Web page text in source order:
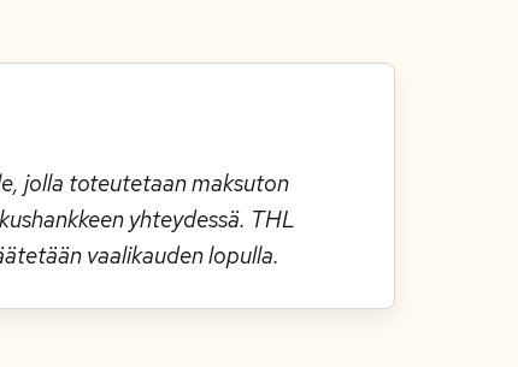
jolla toteutetaan maksuton
yhteydessä. THL
vaalikauden lopulla.